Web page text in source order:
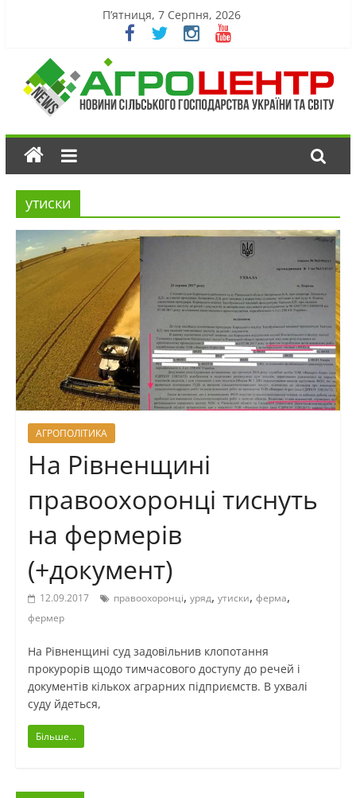
П’ятниця, 7 Серпня, 2026
утиски
АГРОПОЛІТИКА
На Рівненщині
правоохоронці тиснуть
на фермерів
(+документ)
12.09.2017 правоохоронці, уряд, утиски, ферма,
фермер
На Рівненщині суд задовільнив клопотання
прокурорів щодо тимчасового доступу до речей і
документів кількох аграрних підприємств. В ухвалі
суду йдеться,
Більше...